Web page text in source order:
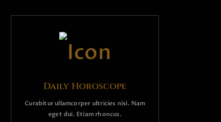
Daily Horoscope
Curabitur ullamcorper ultricies nisi. Nam
eget dui. Etiam rhoncus.